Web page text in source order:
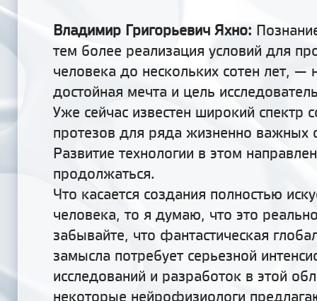
Владимир Григорьевич Яхно:
тем более реализация условий для
человека до нескольких сотен лет, —
достойная мечта и цель
Уже сейчас известен широкий спектр
протезов для ряда жизненно важных
Развитие технологии в этом
продолжаться.
Что касается создания полностью
человека, то я думаю, что это
забывайте, что фантастическая
замысла потребует серьезной
исследований и разработок в этой
некоторые нейрофизиологи